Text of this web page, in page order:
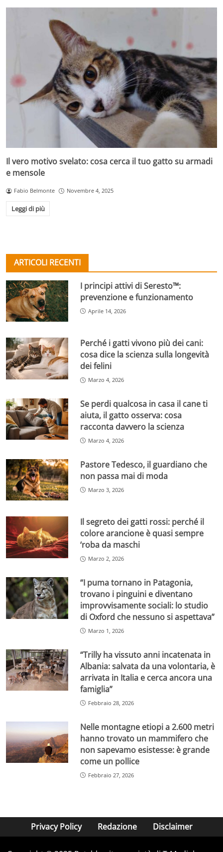
Il vero motivo svelato: cosa cerca il tuo gatto su armadi
e mensole
Fabio Belmonte Novembre 4, 2025
Leggi di più
ARTICOLI RECENTI
I principi attivi di Seresto™:
prevenzione e funzionamento
Aprile 14, 2026
Perché i gatti vivono più dei cani:
cosa dice la scienza sulla longevità
dei felini
Marzo 4, 2026
Se perdi qualcosa in casa il cane ti
aiuta, il gatto osserva: cosa
racconta davvero la scienza
Marzo 4, 2026
Pastore Tedesco, il guardiano che
non passa mai di moda
Marzo 3, 2026
Il segreto dei gatti rossi: perché il
colore arancione è quasi sempre
‘roba da maschi
Marzo 2, 2026
“I puma tornano in Patagonia,
trovano i pinguini e diventano
improvvisamente sociali: lo studio
di Oxford che nessuno si aspettava”
Marzo 1, 2026
“Trilly ha vissuto anni incatenata in
Albania: salvata da una volontaria, è
arrivata in Italia e cerca ancora una
famiglia”
Febbraio 28, 2026
Nelle montagne etiopi a 2.600 metri
hanno trovato un mammifero che
non sapevamo esistesse: è grande
come un pollice
Febbraio 27, 2026
Privacy Policy Redazione Disclaimer